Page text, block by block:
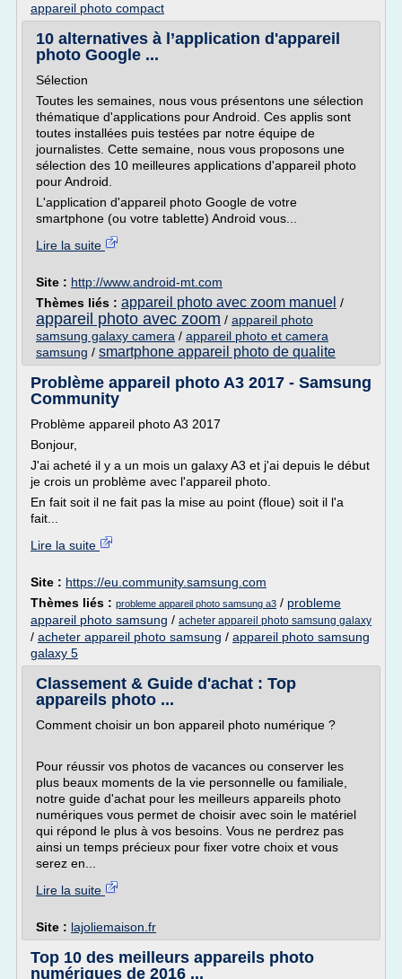
appareil photo compact
10 alternatives à l’application d'appareil
photo Google ...
Sélection
Toutes les semaines, nous vous présentons une sélection
thématique d'applications pour Android. Ces applis sont
toutes installées puis testées par notre équipe de
journalistes. Cette semaine, nous vous proposons une
sélection des 10 meilleures applications d'appareil photo
pour Android.
L'application d'appareil photo Google de votre
smartphone (ou votre tablette) Android vous...
Lire la suite
Site : http://www.android-mt.com
Thèmes liés : appareil photo avec zoom manuel /
appareil photo avec zoom / appareil photo
samsung galaxy camera / appareil photo et camera
samsung / smartphone appareil photo de qualite
Problème appareil photo A3 2017 - Samsung
Community
Problème appareil photo A3 2017
Bonjour,
J'ai acheté il y a un mois un galaxy A3 et j'ai depuis le début
je crois un problème avec l'appareil photo.
En fait soit il ne fait pas la mise au point (floue) soit il l'a
fait...
Lire la suite
Site : https://eu.community.samsung.com
Thèmes liés : probleme appareil photo samsung a3 / probleme
appareil photo samsung / acheter appareil photo samsung galaxy
/ acheter appareil photo samsung / appareil photo samsung
galaxy 5
Classement & Guide d'achat : Top
appareils photo ...
Comment choisir un bon appareil photo numérique ?
Pour réussir vos photos de vacances ou conserver les
plus beaux moments de la vie personnelle ou familiale,
notre guide d'achat pour les meilleurs appareils photo
numériques vous permet de choisir avec soin le matériel
qui répond le plus à vos besoins. Vous ne perdrez pas
ainsi un temps précieux pour fixer votre choix et vous
serez en...
Lire la suite
Site : lajoliemaison.fr
Top 10 des meilleurs appareils photo
numériques de 2016 ...